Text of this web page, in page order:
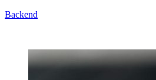
Backend